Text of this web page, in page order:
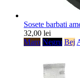
Sosete barbati
32,00 lei
Maro Negru Bej